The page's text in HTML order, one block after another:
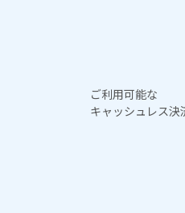
ご利用可能な
キャッシュレス決